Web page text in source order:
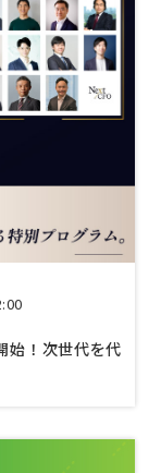
始！次世代を代